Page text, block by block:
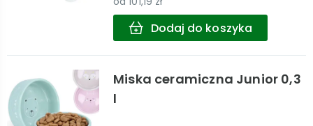
Dodaj do koszyka
Miska ceramiczna Junior 0,3
l